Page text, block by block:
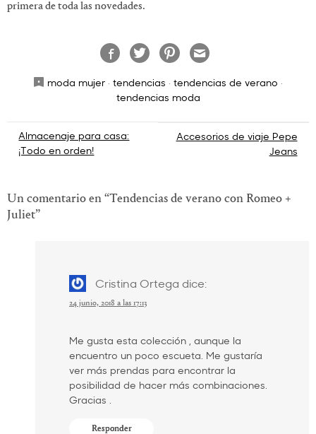
primera de toda las novedades.
moda mujer · tendencias · tendencias de verano ·
tendencias moda
Navegación
de
Almacenaje para casa:
¡Todo en orden!
Accesorios de viaje Pepe
Jeans
Un comentario en “Tendencias de verano con Romeo +
Juliet”
Cristina Ortega dice:
24 junio, 2018 a las 17:13
Me gusta esta colección , aunque la
encuentro un poco escueta. Me gustaría
ver más prendas para encontrar la
posibilidad de hacer más combinaciones.
Gracias .
Responder